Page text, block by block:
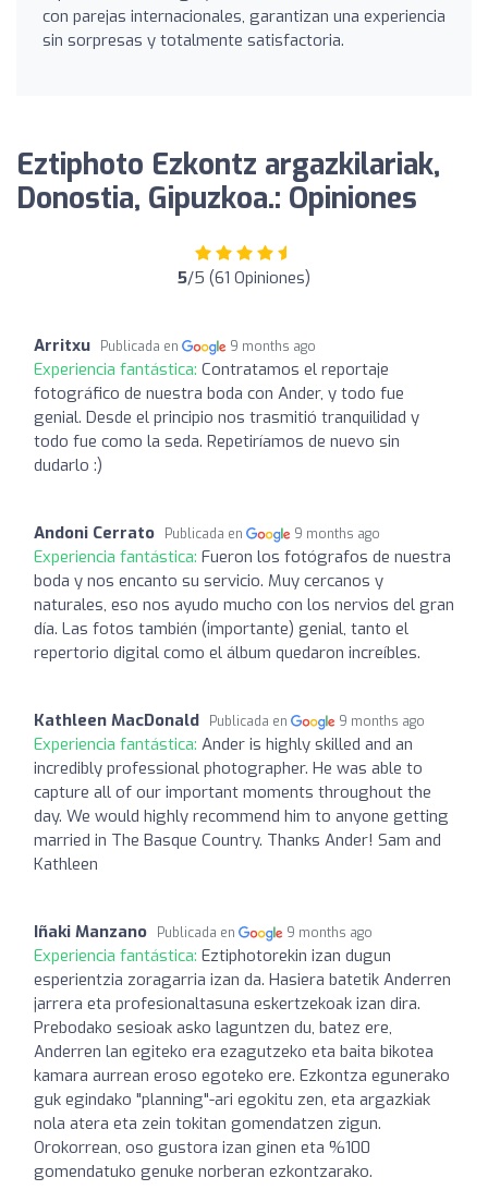
con parejas internacionales, garantizan una experiencia
sin sorpresas y totalmente satisfactoria.
Eztiphoto Ezkontz argazkilariak,
Donostia, Gipuzkoa.: Opiniones
5/5 (61 Opiniones)
Arritxu Publicada en 9 months ago
Experiencia fantástica: Contratamos el reportaje
fotográfico de nuestra boda con Ander, y todo fue
genial. Desde el principio nos trasmitió tranquilidad y
todo fue como la seda. Repetiríamos de nuevo sin
dudarlo :)
Andoni Cerrato Publicada en 9 months ago
Experiencia fantástica: Fueron los fotógrafos de nuestra
boda y nos encanto su servicio. Muy cercanos y
naturales, eso nos ayudo mucho con los nervios del gran
día. Las fotos también (importante) genial, tanto el
repertorio digital como el álbum quedaron increíbles.
Kathleen MacDonald Publicada en 9 months ago
Experiencia fantástica: Ander is highly skilled and an
incredibly professional photographer. He was able to
capture all of our important moments throughout the
day. We would highly recommend him to anyone getting
married in The Basque Country. Thanks Ander! Sam and
Kathleen
Iñaki Manzano Publicada en 9 months ago
Experiencia fantástica: Eztiphotorekin izan dugun
esperientzia zoragarria izan da. Hasiera batetik Anderren
jarrera eta profesionaltasuna eskertzekoak izan dira.
Prebodako sesioak asko laguntzen du, batez ere,
Anderren lan egiteko era ezagutzeko eta baita bikotea
kamara aurrean eroso egoteko ere. Ezkontza egunerako
guk egindako "planning"-ari egokitu zen, eta argazkiak
nola atera eta zein tokitan gomendatzen zigun.
Orokorrean, oso gustora izan ginen eta %100
gomendatuko genuke norberan ezkontzarako.